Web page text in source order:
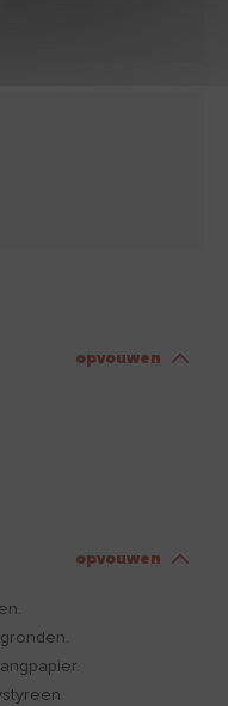
opvouwen
opvouwen